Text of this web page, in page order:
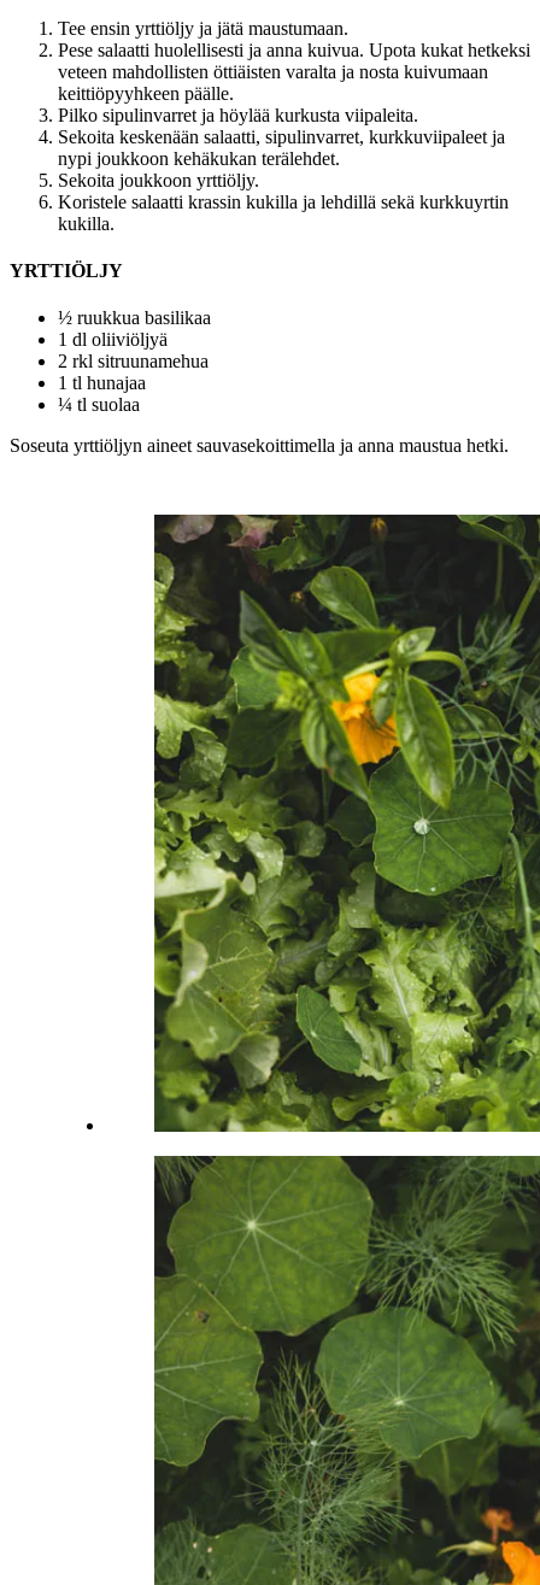
Tee ensin yrttiöljy ja jätä maustumaan.
Pese salaatti huolellisesti ja anna kuivua. Upota kukat hetkeksi
veteen mahdollisten öttiäisten varalta ja nosta kuivumaan
keittiöpyyhkeen päälle.
Pilko sipulinvarret ja höylää kurkusta viipaleita.
Sekoita keskenään salaatti, sipulinvarret, kurkkuviipaleet ja
nypi joukkoon kehäkukan terälehdet.
Sekoita joukkoon yrttiöljy.
Koristele salaatti krassin kukilla ja lehdillä sekä kurkkuyrtin
kukilla.
YRTTIÖLJY
½ ruukkua basilikaa
1 dl oliiviöljyä
2 rkl sitruunamehua
1 tl hunajaa
¼ tl suolaa
Soseuta yrttiöljyn aineet sauvasekoittimella ja anna maustua hetki.